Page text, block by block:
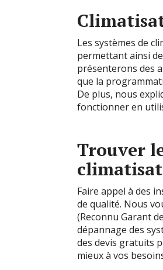
Les systèmes de
permettant ainsi
présenterons des
que la
De plus, nous
fonctionner en
Trouver
Faire appel à des
de qualité. Nous
(Reconnu Garant
dépannage des
des devis gratuits
mieux à vos